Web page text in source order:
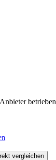
betrieben
vergleichen